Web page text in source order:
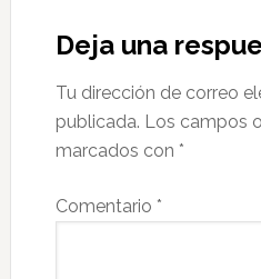
Interactions
Deja una
Tu dirección de correo
publicada. Los campos
marcados con *
Comentario *